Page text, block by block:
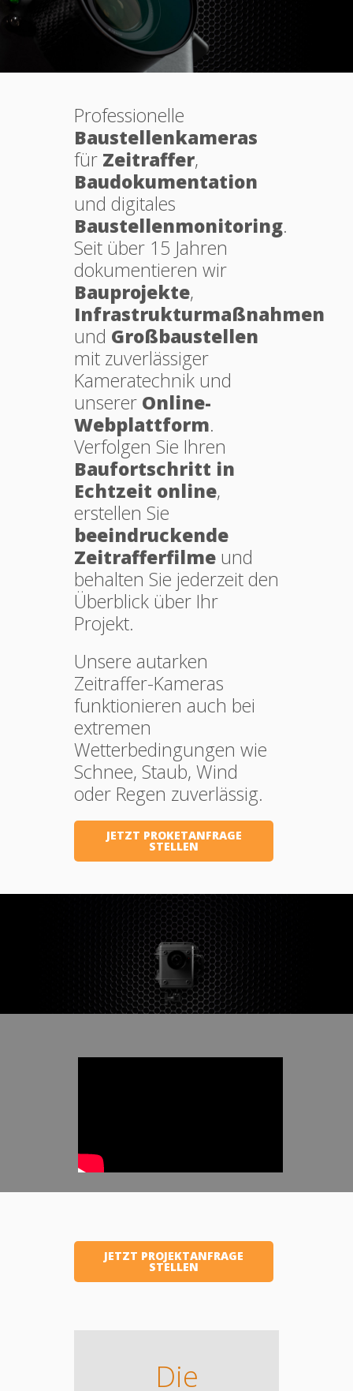
Professionelle
Baustellenkameras
für Zeitraffer,
Baudokumentation
und digitales
Baustellenmonitoring.
Seit über 15 Jahren
dokumentieren wir
Bauprojekte,
Infrastrukturmaßnahmen
und Großbaustellen
mit zuverlässiger
Kameratechnik und
unserer Online-
Webplattform.
Verfolgen Sie Ihren
Baufortschritt in
Echtzeit online,
erstellen Sie
beeindruckende
Zeitrafferfilme und
behalten Sie jederzeit den
Überblick über Ihr
Projekt.
Unsere autarken
Zeitraffer-Kameras
funktionieren auch bei
extremen
Wetterbedingungen wie
Schnee, Staub, Wind
oder Regen zuverlässig.
JETZT PROKETANFRAGE
STELLEN
JETZT PROJEKTANFRAGE
STELLEN
Die